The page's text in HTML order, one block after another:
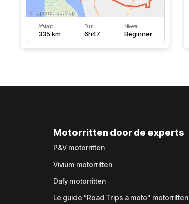
Afstand
335 km
Duur
6h47
Niveau
Beginner
Motorritten door de experts
P&V motorritten
Vivium motorritten
Dafy motorritten
Le guide "Road Trips à moto" motorritten